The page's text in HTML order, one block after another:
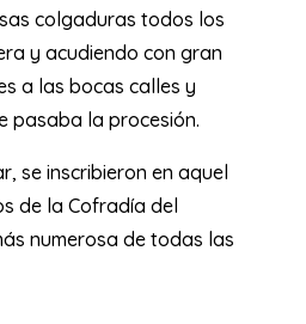
colgaduras todos los
y acudiendo con gran
a las bocas calles y
pasaba la procesión.
se inscribieron en aquel
de la Cofradía del
numerosa de todas las